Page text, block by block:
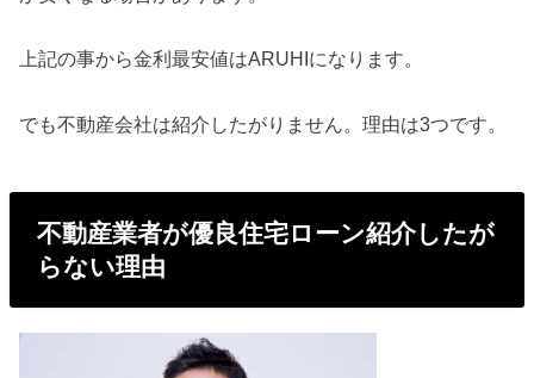
上記の事から金利最安値はARUHIになります。
でも不動産会社は紹介したがりません。理由は3つです。
不動産業者が優良住宅ローン紹介したが
らない理由